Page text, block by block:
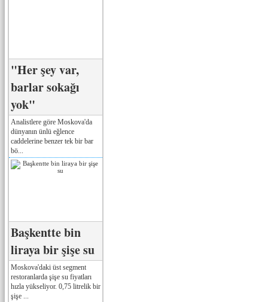
"Her şey var,
barlar sokağı
yok"
Analistlere göre Moskova'da
dünyanın ünlü eğlence
caddelerine benzer tek bir bar
bö...
Başkentte bin
liraya bir şişe su
Moskova'daki üst segment
restoranlarda şişe su fiyatları
hızla yükseliyor. 0,75 litrelik bir
şişe ...